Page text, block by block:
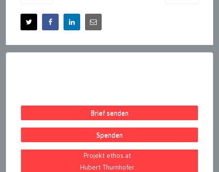
Brief senden
Spenden
Projekt ethos.at
Hubert Thurnhofer